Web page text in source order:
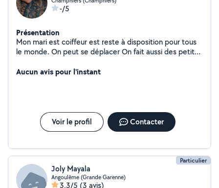
-/5
Présentation
Mon mari est coiffeur est reste à disposition pour tous
le monde. On peut se déplacer On fait aussi des petites
Aucun avis pour l'instant
Voir le profil Contacter
Particulier
Joly Mayala
Angoulême (Grande Garenne)
3,3/5 (3 avis)